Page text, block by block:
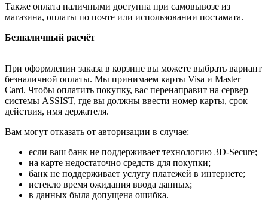
Также оплата наличными доступна при самовывозе из
магазина, оплаты по почте или использовании постамата.
Безналичный расчёт
При оформлении заказа в корзине вы можете выбрать вариант
безналичной оплаты. Мы принимаем карты Visa и Master
Card. Чтобы оплатить покупку, вас перенаправит на сервер
системы ASSIST, где вы должны ввести номер карты, срок
действия, имя держателя.
Вам могут отказать от авторизации в случае:
если ваш банк не поддерживает технологию 3D-Secure;
на карте недостаточно средств для покупки;
банк не поддерживает услугу платежей в интернете;
истекло время ожидания ввода данных;
в данных была допущена ошибка.